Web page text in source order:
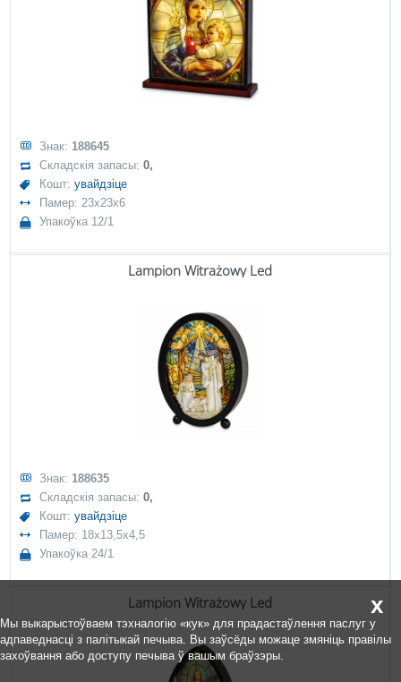
Знак: 188645
Складскія запасы:0,
Кошт:увайдзіце
Памер: 23x23x6
Упакоўка 12/1
Lampion Witrażowy Led
Знак: 188635
Складскія запасы:0,
Кошт:увайдзіце
Памер: 18x13,5x4,5
Упакоўка 24/1
Lampion Witrażowy Led x
Мы выкарыстоўваем тэхналогію «кук» для прадастаўлення паслуг у
адпаведнасці з палітыкай печыва. Вы заўсёды можаце змяніць правілы
захоўвання або доступу печыва ў вашым браўзэры.